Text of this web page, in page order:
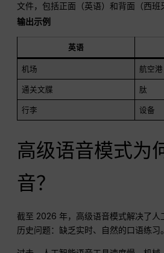
文件，包括正面（英语）和背面（西班
输出示例
英语
机场 航空港
通关文牒 肽
行李 设备
高级语音模式为
音？
截至 2026 年，高级语音模式解决了人
历史问题：缺乏实时、自然的口语练习